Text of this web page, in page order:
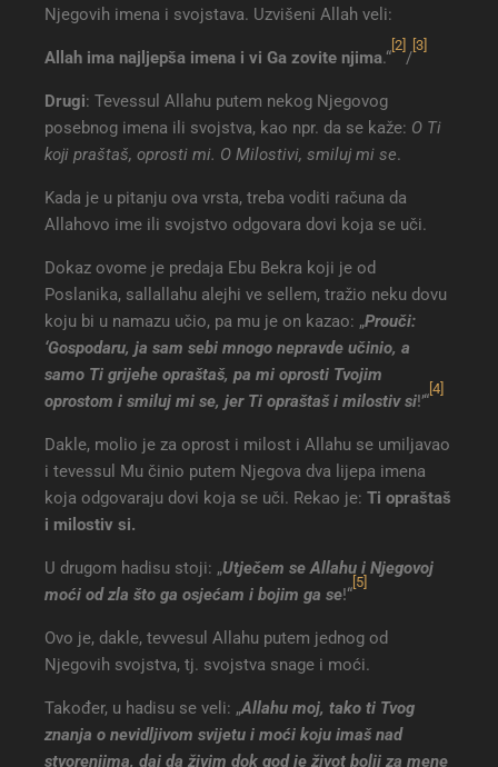
Njegovih imena i svojstava. Uzvišeni Allah veli:
Allah ima najljepša imena i vi Ga zovite njima.“
[2]
/
[3]
Drugi: Tevessul Allahu putem nekog Njegovog
posebnog imena ili svojstva, kao npr. da se kaže: O Ti
koji praštaš, oprosti mi. O Milostivi, smiluj mi se.
Kada je u pitanju ova vrsta, treba voditi računa da
Allahovo ime ili svojstvo odgovara dovi koja se uči.
Dokaz ovome je predaja Ebu Bekra koji je od
Poslanika, sallallahu alejhi ve sellem, tražio neku dovu
koju bi u namazu učio, pa mu je on kazao: „Prouči:
‘Gospodaru, ja sam sebi mnogo nepravde učinio, a
samo Ti grijehe opraštaš, pa mi oprosti Tvojim
oprostom i smiluj mi se, jer Ti opraštaš i milostiv si!’“
[4]
Dakle, molio je za oprost i milost i Allahu se umiljavao
i tevessul Mu činio putem Njegova dva lijepa imena
koja odgovaraju dovi koja se uči. Rekao je: Ti opraštaš
i milostiv si.
U drugom hadisu stoji: „Utječem se Allahu i Njegovoj
moći od zla što ga osjećam i bojim ga se!“
[5]
Ovo je, dakle, tevvesul Allahu putem jednog od
Njegovih svojstva, tj. svojstva snage i moći.
Također, u hadisu se veli: „Allahu moj, tako ti Tvog
znanja o nevidljivom svijetu i moći koju imaš nad
stvorenjima, daj da živim dok god je život bolji za mene